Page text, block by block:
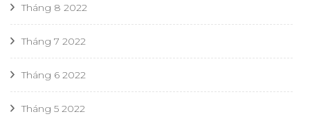
Tháng 8 2022
Tháng 7 2022
Tháng 6 2022
Tháng 5 2022